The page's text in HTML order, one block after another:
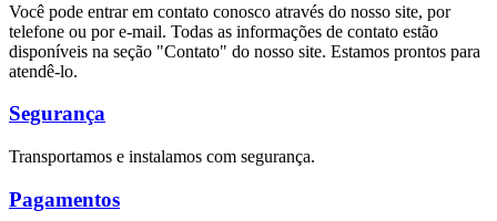
Você pode entrar em contato conosco através do nosso site, por
telefone ou por e-mail. Todas as informações de contato estão
disponíveis na seção "Contato" do nosso site. Estamos prontos para
atendê-lo.
Segurança
Transportamos e instalamos com segurança.
Pagamentos